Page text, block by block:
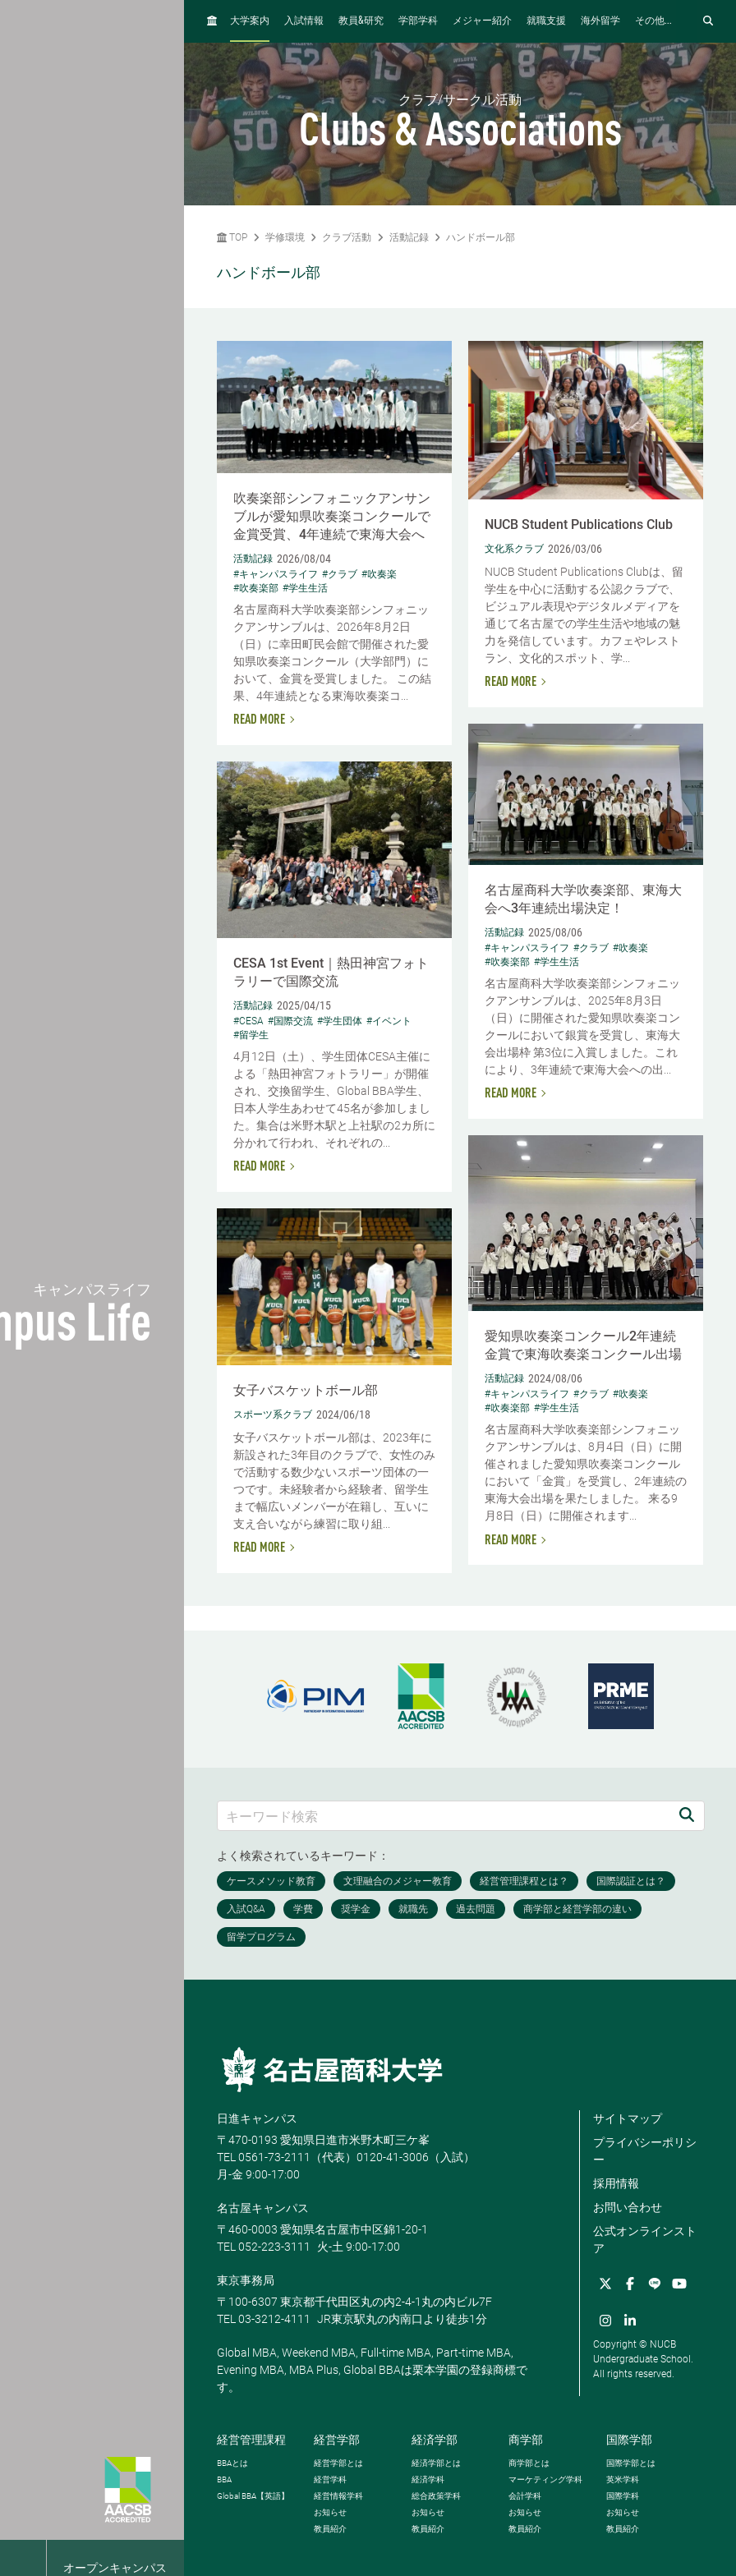
キャンパスライフ
Life
オープンキャンパス
H
M
E
大学案内 入試情報 教員&研究 学部学科 メジャー紹介 就職支援 海外留学 その他...
クラブ/サークル活動
Clubs & Associations
TOP 学修環境 クラブ活動 活動記録 ハンドボール部
ハンドボール部
吹奏楽部シンフォニックアンサン
ブルが愛知県吹奏楽コンクールで
金賞受賞、4年連続で東海大会へ
活動記録 2026/08/04
#キャンパスライフ #クラブ #吹奏楽
#吹奏楽部 #学生生活
名古屋商科大学吹奏楽部シンフォニッ
クアンサンブルは、2026年8月2日
（日）に幸田町民会館で開催された愛
知県吹奏楽コンクール（大学部門）に
おいて、金賞を受賞しました。 この結
果、4年連続となる東海吹奏楽コ...
READ MORE
NUCB Student Publications Club
文化系クラブ 2026/03/06
NUCB Student Publications Clubは、留
学生を中心に活動する公認クラブで、
ビジュアル表現やデジタルメディアを
通じて名古屋での学生生活や地域の魅
力を発信しています。カフェやレスト
ラン、文化的スポット、学...
READ MORE
名古屋商科大学吹奏楽部、東海大
会へ3年連続出場決定！
活動記録 2025/08/06
#キャンパスライフ #クラブ #吹奏楽
#吹奏楽部 #学生生活
名古屋商科大学吹奏楽部シンフォニッ
クアンサンブルは、2025年8月3日
（日）に開催された愛知県吹奏楽コン
クールにおいて銀賞を受賞し、東海大
会出場枠 第3位に入賞しました。これ
により、3年連続で東海大会への出...
READ MORE
CESA 1st Event｜熱田神宮フォト
ラリーで国際交流
活動記録 2025/04/15
#CESA #国際交流 #学生団体 #イベント
#留学生
4月12日（土）、学生団体CESA主催に
よる「熱田神宮フォトラリー」が開催
され、交換留学生、Global BBA学生、
日本人学生あわせて45名が参加しまし
た。集合は米野木駅と上社駅の2カ所に
分かれて行われ、それぞれの...
READ MORE
愛知県吹奏楽コンクール2年連続
金賞で東海吹奏楽コンクール出場
活動記録 2024/08/06
#キャンパスライフ #クラブ #吹奏楽
#吹奏楽部 #学生生活
名古屋商科大学吹奏楽部シンフォニッ
クアンサンブルは、8月4日（日）に開
催されました愛知県吹奏楽コンクール
において「金賞」を受賞し、2年連続の
東海大会出場を果たしました。 来る9
月8日（日）に開催されます...
READ MORE
女子バスケットボール部
スポーツ系クラブ 2024/06/18
女子バスケットボール部は、2023年に
新設された3年目のクラブで、女性のみ
で活動する数少ないスポーツ団体の一
つです。未経験者から経験者、留学生
まで幅広いメンバーが在籍し、互いに
支え合いながら練習に取り組...
READ MORE
よく検索されているキーワード：
日進キャンパス
〒470-0193 愛知県日進市米野木町三ケ峯
TEL 0561-73-2111（代表）0120-41-3006（入試）
月-金 9:00-17:00
名古屋キャンパス
〒460-0003 愛知県名古屋市中区錦1-20-1
TEL 052-223-3111
火-土 9:00-17:00
東京事務局
〒100-6307 東京都千代田区丸の内2-4-1丸の内ビル7F
TEL 03-3212-4111
JR東京駅丸の内南口より徒歩1分
Global MBA, Weekend MBA, Full-time MBA, Part-time MBA,
Evening MBA, MBA Plus, Global BBAは栗本学園の登録商標で
す。
サイトマップ
プライバシーポリシ
ー
採用情報
お問い合わせ
公式オンラインスト
ア
Copyright © NUCB
Undergraduate School.
All rights reserved.
経営管理課程
BBAとは
BBA
Global BBA 【英語】
経営学部
経営学部とは
経営学科
経営情報学科
お知らせ
教員紹介
経済学部
経済学部とは
経済学科
総合政策学科
お知らせ
教員紹介
商学部
商学部とは
マーケティング学科
会計学科
お知らせ
教員紹介
国際学部
国際学部とは
英米学科
国際学科
お知らせ
教員紹介